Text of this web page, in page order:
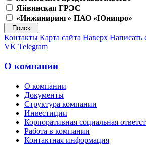
Яйвинская ГРЭС
«Инжиниринг» ПАО «Юнипро»
Контакты Карта сайта Наверх Написать
VK Telegram
О компании
О компании
Документы
Структура компании
Инвестиции
Корпоративная социальная
Работа в компании
Контактная информация